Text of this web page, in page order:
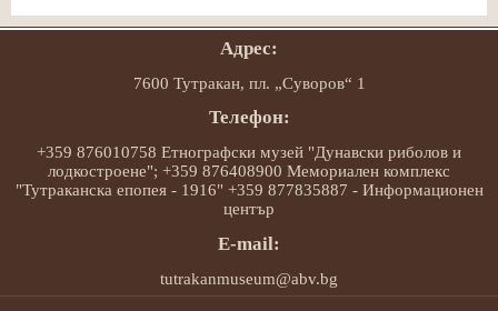
Адрес:
7600 Тутракан, пл. „Суворов“ 1
Телефон:
+359 876010758 Етнографски музей "Дунавски риболов и
лодкостроене"; +359 876408900 Мемориален комплекс
"Тутраканска епопея - 1916" +359 877835887 - Информационен
център
E-mail:
tutrakanmuseum@abv.bg